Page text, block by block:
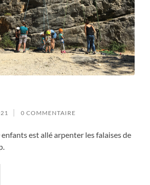
0 COMMENTAIRE
est allé arpenter les falaises de